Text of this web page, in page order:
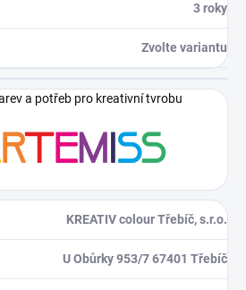
3 roky
Zvolte variantu
a potřeb pro kreativní tvrobu
KREATIV colour Třebíč, s.r.o.
U Obůrky 953/7 67401 Třebíč